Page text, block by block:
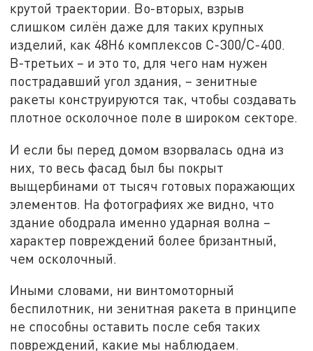
крутой траектории. Во-вторых, взрыв
слишком силён даже для таких крупных
изделий, как 48Н6 комплексов С-300/С-400.
В-третьих – и это то, для чего нам нужен
пострадавший угол здания, – зенитные
ракеты конструируются так, чтобы создавать
плотное осколочное поле в широком секторе.
И если бы перед домом взорвалась одна из
них, то весь фасад был бы покрыт
выщербинами от тысяч готовых поражающих
элементов. На фотографиях же видно, что
здание ободрала именно ударная волна –
характер повреждений более бризантный,
чем осколочный.
Иными словами, ни винтомоторный
беспилотник, ни зенитная ракета в принципе
не способны оставить после себя таких
повреждений, какие мы наблюдаем.